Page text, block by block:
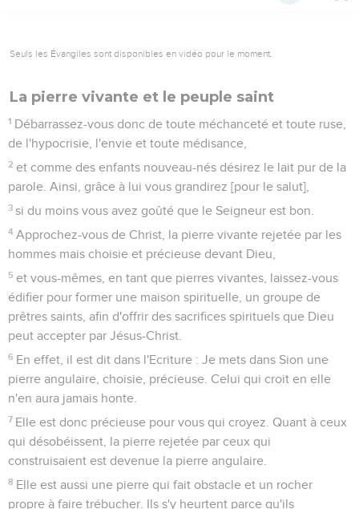
Seuls les Évangiles sont disponibles en vidéo pour le moment.
La pierre vivante et le peuple saint
1 Débarrassez-vous donc de toute méchanceté et toute ruse,
de l'hypocrisie, l'envie et toute médisance,
2 et comme des enfants nouveau-nés désirez le lait pur de la
parole. Ainsi, grâce à lui vous grandirez [pour le salut],
3 si du moins vous avez goûté que le Seigneur est bon.
4 Approchez-vous de Christ, la pierre vivante rejetée par les
hommes mais choisie et précieuse devant Dieu,
5 et vous-mêmes, en tant que pierres vivantes, laissez-vous
édifier pour former une maison spirituelle, un groupe de
prêtres saints, afin d'offrir des sacrifices spirituels que Dieu
peut accepter par Jésus-Christ.
6 En effet, il est dit dans l'Ecriture : Je mets dans Sion une
pierre angulaire, choisie, précieuse. Celui qui croit en elle
n'en aura jamais honte.
7 Elle est donc précieuse pour vous qui croyez. Quant à ceux
qui désobéissent, la pierre rejetée par ceux qui
construisaient est devenue la pierre angulaire.
8 Elle est aussi une pierre qui fait obstacle et un rocher
propre à faire trébucher. Ils s'y heurtent parce qu'ils